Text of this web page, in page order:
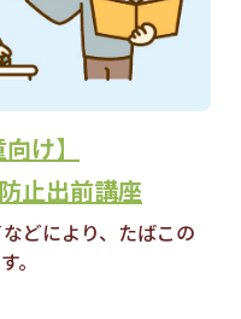
け】
止出前講座
どにより、たばこの
。